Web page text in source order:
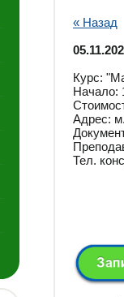
« Назад
Курс:
Начало:
Адрес:
Тел.